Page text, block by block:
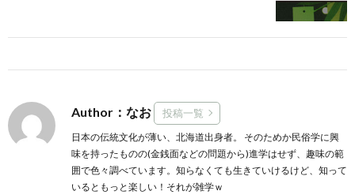
Author：なお 投稿一覧
日本の伝統文化が薄い、北海道出身者。 そのためか民俗学に興
味を持ったものの(金銭面などの問題から)進学はせず、趣味の範
囲で色々調べています。知らなくても生きていけるけど、知って
いるともっと楽しい！それが雑学ｗ